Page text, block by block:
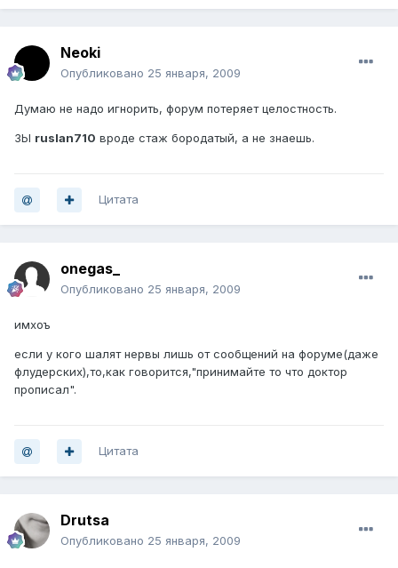
Neoki
Опубликовано 25 января, 2009
Думаю не надо игнорить, форум потеряет целостность.
ЗЫ ruslan710 вроде стаж бородатый, а не знаешь.
Цитата
onegas_
Опубликовано 25 января, 2009
имхоъ
если у кого шалят нервы лишь от сообщений на форуме(даже
флудерских),то,как говорится,"принимайте то что доктор
прописал".
Цитата
Drutsa
Опубликовано 25 января, 2009